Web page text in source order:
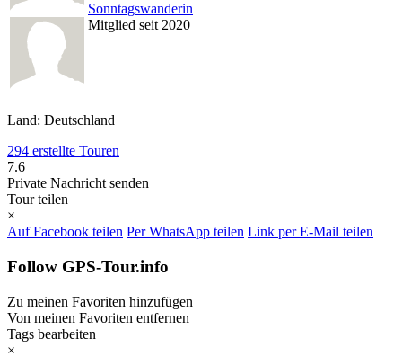
Sonntagswanderin
Mitglied seit 2020
Land: Deutschland
294 erstellte Touren
7.6
Private Nachricht senden
Tour teilen
×
Auf Facebook teilen Per WhatsApp teilen Link per E-Mail teilen
Follow GPS-Tour.info
Zu meinen Favoriten hinzufügen
Von meinen Favoriten entfernen
Tags bearbeiten
×